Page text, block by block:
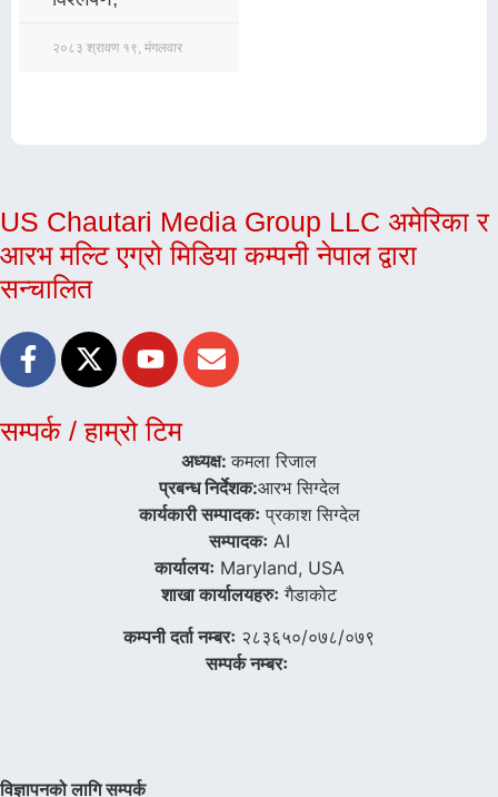
२०८३ श्रावण १९, मंगलवार
US Chautari Media Group LLC अमेरिका र
आरभ मल्टि एग्रो मिडिया कम्पनी नेपाल द्वारा
सन्चालित
सम्पर्क / हाम्रो टिम
अध्यक्ष:कमला रिजाल
प्रबन्ध निर्देशक:आरभ सिग्देल
कार्यकारी सम्पादकःप्रकाश सिग्देल
सम्पादकःAI
कार्यालयःMaryland, USA
शाखा कार्यालयहरुः गैडाकोट
कम्पनी दर्ता नम्बरः २८३६५०/०७८/०७९
सम्पर्क नम्बरः
विज्ञापनको लागि सम्पर्क